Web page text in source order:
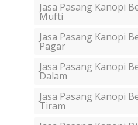
Jasa Pasang Kanopi
Mufti
Jasa Pasang Kanopi
Pagar
Jasa Pasang Kanopi
Dalam
Jasa Pasang Kanopi
Tiram